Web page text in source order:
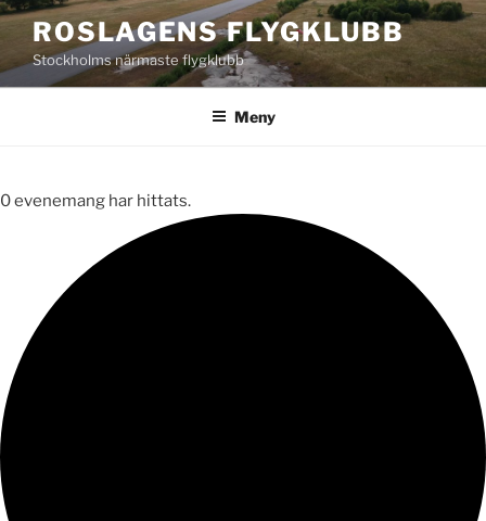
Hoppa
innehåll
ROSLAGENS FLYGKLUBB
Stockholms närmaste flygklubb
Meny
0 evenemang har hittats.